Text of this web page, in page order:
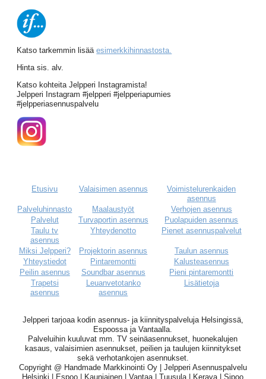
Katso tarkemmin lisääesimerkkihinnastosta.
Hinta sis. alv.
Katso kohteita Jelpperi Instagramista!
Jelpperi Instagram #jelpperi #jelpperiapumies
#jelpperiasennuspalvelu
Etusivu Valaisimen asennus
Voimistelurenkaiden
asennus
Palveluhinnasto
Maalaustyöt
Verhojen asennus
Palvelut
Turvaportin asennus
Puolapuiden asennus
Taulu tv
asennus
Yhteydenotto Pienet asennuspalvelut
Miksi Jelpperi? Projektorin asennus
Taulun asennus
Yhteystiedot
Pintaremontti
Kalusteasennus
Peilin asennus
Soundbar asennus
Pieni pintaremontti
Trapetsi
asennus
Leuanvetotanko
asennus
Lisätietoja
Jelpperi tarjoaa kodin asennus- ja kiinnityspalveluja Helsingissä,
Espoossa ja Vantaalla.
Palveluihin kuuluvat mm. TV seinäasennukset, huonekalujen
kasaus, valaisimien asennukset, peilien ja taulujen kiinnitykset
sekä verhotankojen asennukset.
Copyright @ Handmade Markkinointi Oy | Jelpperi Asennuspalvelu
Helsinki | Espoo | Kauniainen | Vantaa | Tuusula | Kerava | Sipoo